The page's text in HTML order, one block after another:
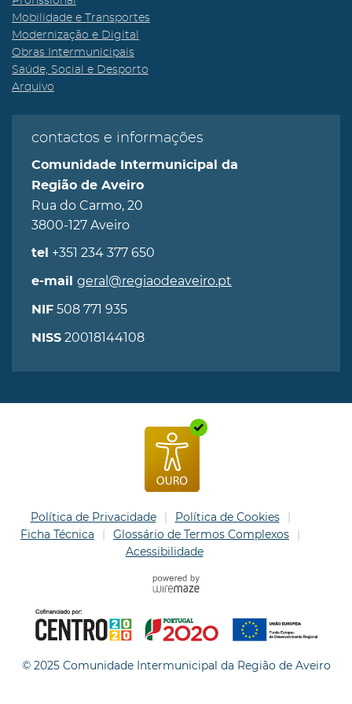
Mobilidade e Transportes
Modernização e Digital
Obras Intermunicipais
Saúde, Social e Desporto
Arquivo
contactos e informações
Comunidade Intermunicipal da
Região de Aveiro
Rua do Carmo, 20
3800-127 Aveiro
tel +351 234 377 650
e-mail geral@regiaodeaveiro.pt
NIF 508 771 935
NISS 20018144108
Política de Privacidade
Política de Cookies
Ficha Técnica
Glossário de Termos Complexos
Acessibilidade
© 2025 Comunidade Intermunicipal da Região de Aveiro